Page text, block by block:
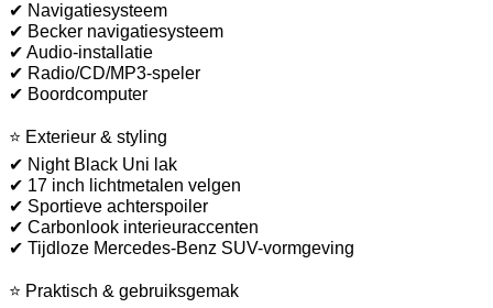
✔ Navigatiesysteem
✔ Becker navigatiesysteem
✔ Audio-installatie
✔ Radio/CD/MP3-speler
✔ Boordcomputer
⭐ Exterieur & styling
✔ Night Black Uni lak
✔ 17 inch lichtmetalen velgen
✔ Sportieve achterspoiler
✔ Carbonlook interieuraccenten
✔ Tijdloze Mercedes-Benz SUV-vormgeving
⭐ Praktisch & gebruiksgemak